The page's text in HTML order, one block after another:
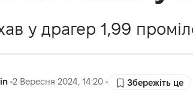
у драгер 1,99
2 Вересня 2024, 14:20